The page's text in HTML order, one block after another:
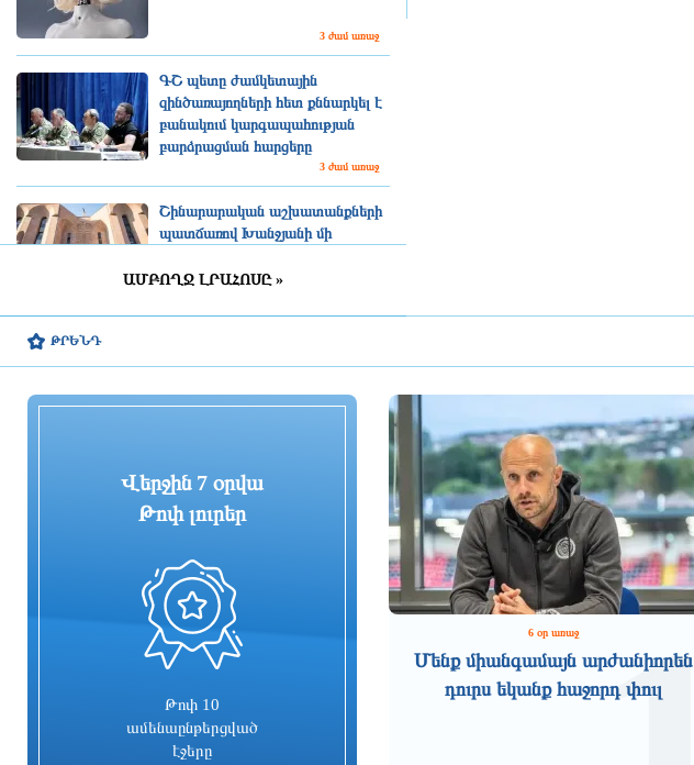
3 ժամ առաջ
ԳՇ պետը ժամկետային
զինծառայողների հետ քննարկել է
բանակում կարգապահության
բարձրացման հարցերը
3 ժամ առաջ
Շինարարական աշխատանքների
պատճառով Խանջյանի մի
երթուղին էլ կփոխվի
հանցագործությունների դեպքերի
քրեական վարույթ
Սա կարելի է որպես
մարտահրավեր դիտարկել
Չուամենին և Կամավինգան
գերադասում են մնալ Մադրիդում
BBC-ի հետաքննություն․
Բրիտանական բանակի
դեռահասների ուսումնարանում
ԱՄԲՈՂՋ ԼՐԱՀՈՍԸ »
ԹՐԵՆԴ
Վերջին 7 օրվա
Թոփ լուրեր
Թոփ 10
ամենաընթերցված
էջերը
6 օր առաջ
Մենք միանգամայն արժանիորեն
դուրս եկանք հաջորդ փուլ